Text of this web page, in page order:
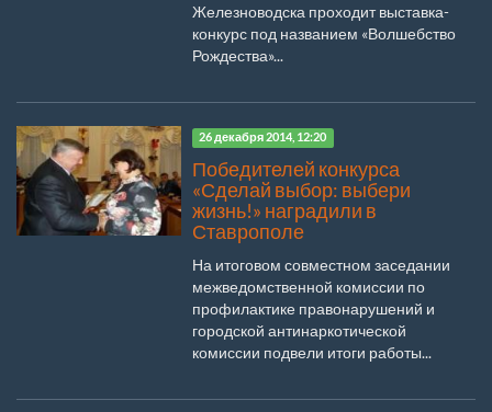
Железноводска проходит выставка-
конкурс под названием «Волшебство
Рождества»...
26 декабря 2014, 12:20
Победителей конкурса
«Сделай выбор: выбери
жизнь!» наградили в
Ставрополе
На итоговом совместном заседании
межведомственной комиссии по
профилактике правонарушений и
городской антинаркотической
комиссии подвели итоги работы...